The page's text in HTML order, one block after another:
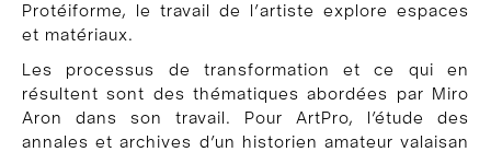
Protéiforme, le travail de l’artiste explore espaces
et matériaux.
Les processus de transformation et ce qui en
résultent sont des thématiques abordées par Miro
Aron dans son travail. Pour ArtPro, l’étude des
annales et archives d’un historien amateur valaisan